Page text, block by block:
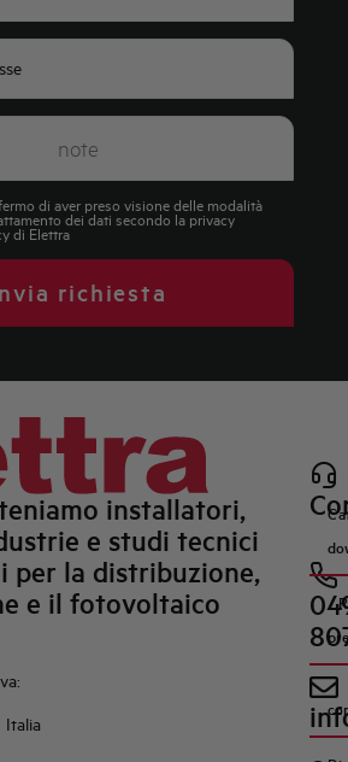
di aver preso visione delle modalità
dei dati secondo la privacy
di Elettra
richiesta
installatori,
e studi tecnici
per la distribuzione,
e il fotovoltaico
Italia